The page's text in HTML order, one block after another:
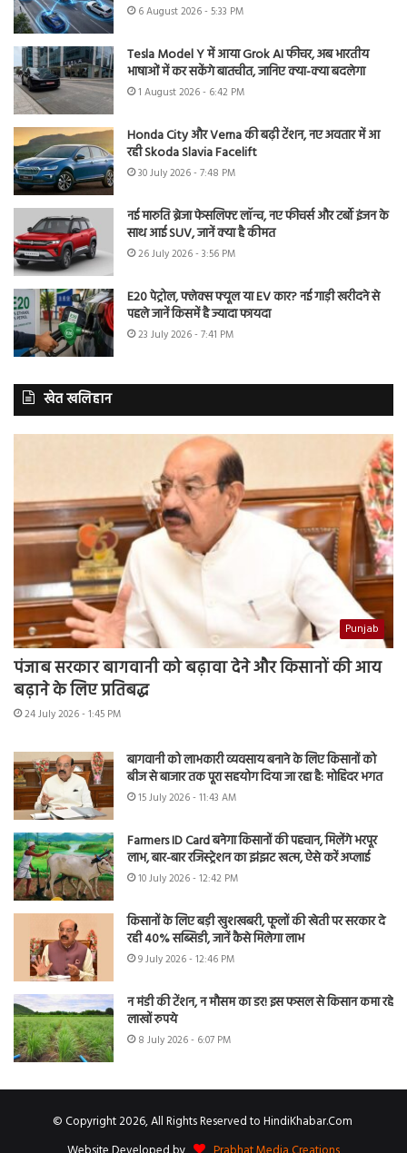
6 August 2026 - 5:33 PM
Tesla Model Y में आया Grok AI फीचर, अब भारतीय
भाषाओं में कर सकेंगे बातचीत, जानिए क्या-क्या बदलेगा
1 August 2026 - 6:42 PM
Honda City और Verna की बढ़ी टेंशन, नए अवतार में आ
रही Skoda Slavia Facelift
30 July 2026 - 7:48 PM
नई मारुति ब्रेजा फेसलिफ्ट लॉन्च, नए फीचर्स और टर्बो इंजन के
साथ आई SUV, जानें क्या है कीमत
26 July 2026 - 3:56 PM
E20 पेट्रोल, फ्लेक्स फ्यूल या EV कार? नई गाड़ी खरीदने से
पहले जानें किसमें है ज्यादा फायदा
23 July 2026 - 7:41 PM
खेत खलिहान
Punjab
पंजाब सरकार बागवानी को बढ़ावा देने और किसानों की आय
बढ़ाने के लिए प्रतिबद्ध
24 July 2026 - 1:45 PM
बागवानी को लाभकारी व्यवसाय बनाने के लिए किसानों को
बीज से बाजार तक पूरा सहयोग दिया जा रहा है: मोहिंदर भगत
15 July 2026 - 11:43 AM
Farmers ID Card बनेगा किसानों की पहचान, मिलेंगे भरपूर
लाभ, बार-बार रजिस्ट्रेशन का झंझट खत्म, ऐसे करें अप्लाई
10 July 2026 - 12:42 PM
किसानों के लिए बड़ी खुशखबरी, फूलों की खेती पर सरकार दे
रही 40% सब्सिडी, जानें कैसे मिलेगा लाभ
9 July 2026 - 12:46 PM
न मंडी की टेंशन, न मौसम का डर! इस फसल से किसान कमा रहे
लाखों रुपये
8 July 2026 - 6:07 PM
© Copyright 2026, All Rights Reserved to HindiKhabar.Com